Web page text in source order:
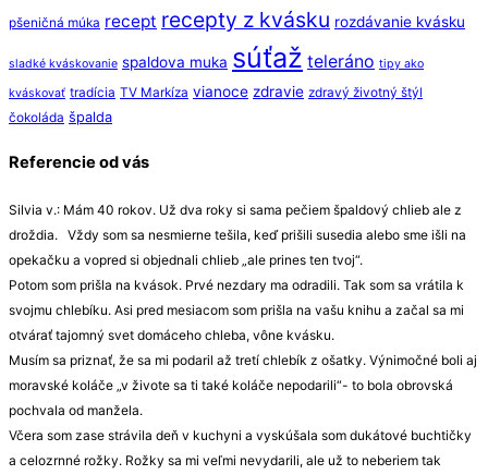
pšeničná múka recept recepty z kvásku rozdávanie kvásku
sladké kváskovanie spaldova muka súťaž teleráno tipy ako
kváskovať tradícia TV Markíza vianoce zdravie zdravý životný štýl
čokoláda špalda
Referencie od vás
Silvia v.: Mám 40 rokov. Už dva roky si sama pečiem špaldový chlieb ale z
droždia. Vždy som sa nesmierne tešila, keď prišili susedia alebo sme išli na
opekačku a vopred si objednali chlieb „ale prines ten tvoj“.
Potom som prišla na kvások. Prvé nezdary ma odradili. Tak som sa vrátila k
svojmu chlebíku. Asi pred mesiacom som prišla na vašu knihu a začal sa mi
otvárať tajomný svet domáceho chleba, vône kvásku.
Musím sa priznať, že sa mi podaril až tretí chlebík z ošatky. Výnimočné boli aj
moravské koláče „v živote sa ti také koláče nepodarili“- to bola obrovská
pochvala od manžela.
Včera som zase strávila deň v kuchyni a vyskúšala som dukátové buchtičky
a celozrnné rožky. Rožky sa mi veľmi nevydarili, ale už to neberiem tak